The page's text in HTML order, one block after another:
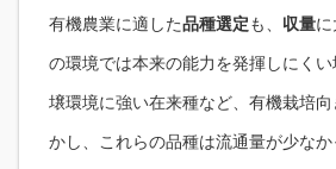
有機農業に適した品種選定も、 収量
の環境では本来の能力を発揮しにく
壌環境に強い在来種など、有機栽培向
かし、これらの品種は流通量が少な